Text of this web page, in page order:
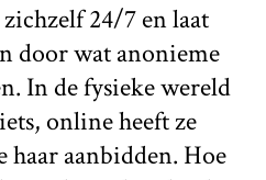
24/7 en laat
door wat anonieme
In de fysieke wereld
online heeft ze
haar aanbidden. Hoe